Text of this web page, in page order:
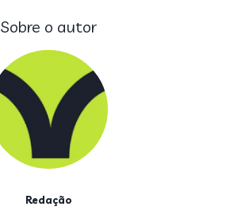
Sobre o autor
Redação